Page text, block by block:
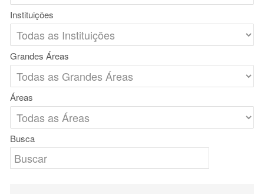
Instituições
Grandes Áreas
Áreas
Busca